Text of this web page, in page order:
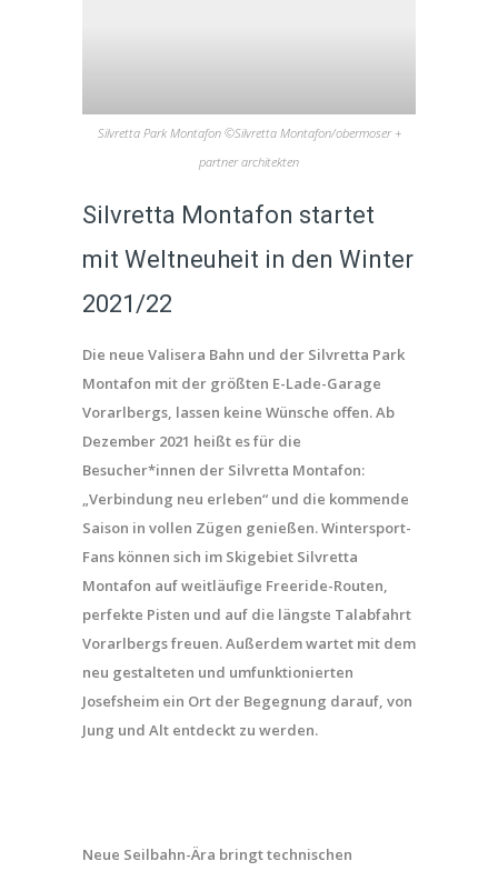
Silvretta Park Montafon ©Silvretta Montafon/obermoser +
partner architekten
Silvretta Montafon startet
mit Weltneuheit in den Winter
2021/22
Die neue Valisera Bahn und der Silvretta Park
Montafon mit der größten E-Lade-Garage
Vorarlbergs, lassen keine Wünsche offen. Ab
Dezember 2021 heißt es für die
Besucher*innen der Silvretta Montafon:
„Verbindung neu erleben“ und die kommende
Saison in vollen Zügen genießen. Wintersport-
Fans können sich im Skigebiet Silvretta
Montafon auf weitläufige Freeride-Routen,
perfekte Pisten und auf die längste Talabfahrt
Vorarlbergs freuen. Außerdem wartet mit dem
neu gestalteten und umfunktionierten
Josefsheim ein Ort der Begegnung darauf, von
Jung und Alt entdeckt zu werden.
Neue Seilbahn-Ära bringt technischen